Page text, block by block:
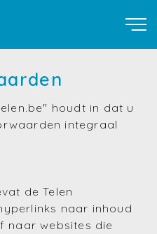
houdt in dat u
integraal
de Telen
naar inhoud
naar websites die